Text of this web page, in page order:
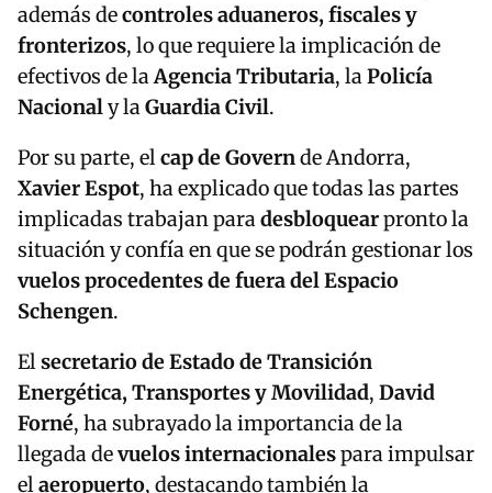
además decontroles aduaneros, fiscales y
fronterizos, lo que requiere la implicación de
efectivos de laAgencia Tributaria, laPolicía
Nacionaly laGuardia Civil.
Por su parte, elcap de Governde Andorra,
Xavier Espot, ha explicado que todas las partes
implicadas trabajan paradesbloquearpronto la
situación y confía en que se podrán gestionar los
vuelos procedentes de fuera del Espacio
Schengen.
Elsecretario de Estado de Transición
Energética, Transportes y Movilidad, David
Forné, ha subrayado la importancia de la
llegada devuelos internacionalespara impulsar
elaeropuerto, destacando también la